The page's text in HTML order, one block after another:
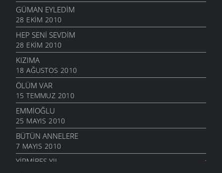
GÜMAN EYLEDIM
28 EKIM 2010
HEP SENI SEVDIM
28 EKIM 2010
KIZIMA
18 AĞUSTOS 2010
ÖLÜM VAR
15 TEMMUZ 2010
EMMIOĞLU
25 MAYIS 2010
BÜTÜN ANNELERE
7 MAYIS 2010
YIRMIBEŞ YIL